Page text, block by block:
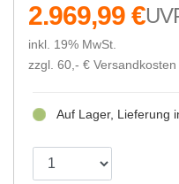
2.969,99 €
inkl. 19% MwSt.
zzgl. 60,- €
Auf Lager, Lieferung